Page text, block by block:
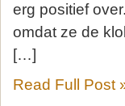
erg positief
omdat ze de
[…]
Read Full Post